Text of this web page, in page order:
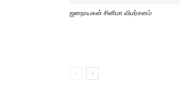
ஜனநாயகன் சினிமா விமர்சனம்